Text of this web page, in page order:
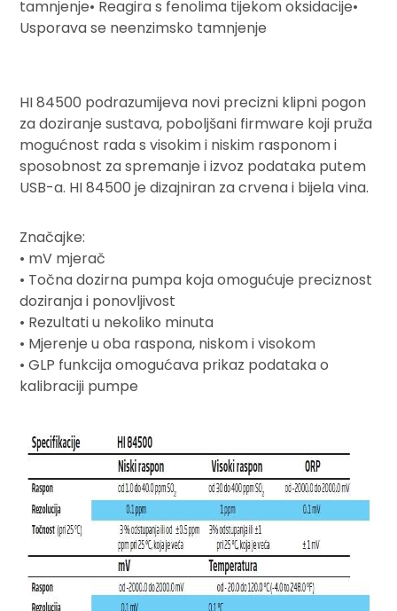
tamnjenje• Reagira s fenolima tijekom oksidacije•
Usporava se neenzimsko tamnjenje
HI 84500 podrazumijeva novi precizni klipni pogon
za doziranje sustava, poboljšani firmware koji pruža
mogućnost rada s visokim i niskim rasponom i
sposobnost za spremanje i izvoz podataka putem
USB-a. HI 84500 je dizajniran za crvena i bijela vina.
Značajke:
• mV mjerač
• Točna dozirna pumpa koja omogućuje preciznost
doziranja i ponovljivost
• Rezultati u nekoliko minuta
• Mjerenje u oba raspona, niskom i visokom
• GLP funkcija omogućava prikaz podataka o
kalibraciji pumpe